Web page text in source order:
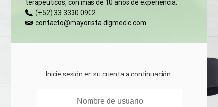
terapéuticos, con más de 10 años de experiencia.
(+52) 33 3330 0902
contacto@mayorista.dlgmedic.com
Inicie sesión en su cuenta a continuación.